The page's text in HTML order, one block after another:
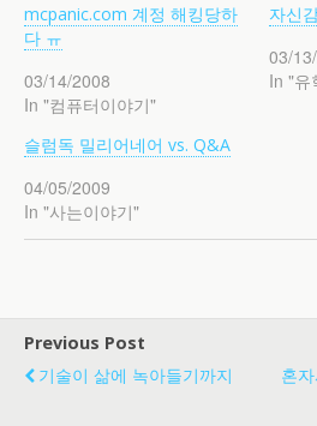
mcpanic.com 계정 해킹당하
다 ㅠ
03/14/2008
In "컴퓨터이야기"
자신
03/
In "유
슬럼독 밀리어네어 vs. Q&A
04/05/2009
In "사는이야기"
Previous Post
기술이 삶에 녹아들기까지
혼